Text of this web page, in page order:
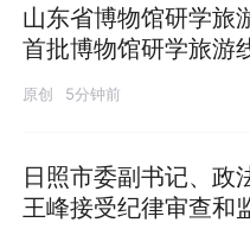
山东省博物馆研学旅
首批博物馆研学旅游
原创 5分钟前
日照市委副书记、政
王峰接受纪律审查和